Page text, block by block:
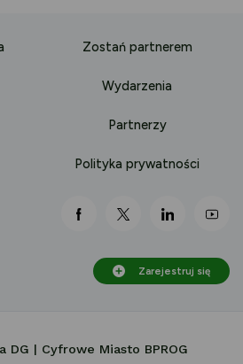
Zostań partnerem
Wydarzenia
Partnerzy
Polityka prywatności
link otwiera się nowej
link otwiera się
link
Zarejestruj się
DG | Cyfrowe Miasto BPROG